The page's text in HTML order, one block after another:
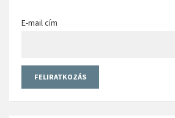
E-mail cím